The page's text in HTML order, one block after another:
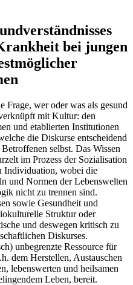
bei jungen
Frage, wer oder was als gesund
mit Kultur: den
und etablierten Institutionen
die Diskurse entscheidend
selbst. Das Wissen
im Prozess der Sozialisation
Individuation, wobei die
und Normen der Lebenswelten
nicht zu trennen sind.
sowie Gesundheit und
Struktur oder
und deswegen kritisch zu
Diskurses.
unbegrenzte Ressource für
dem Herstellen, Austauschen
lebenswerten und heilsamen
Leben, bereit.